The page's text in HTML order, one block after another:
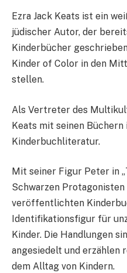
Ezra Jack Keats ist ein
jüdischer Autor, der
Kinderbücher
Kinder of Color in den
stellen.
Als Vertreter des
Keats mit seinen Büchern
Kinderbuchliteratur.
Mit seiner Figur Peter in
Schwarzen Protagonisten
veröffentlichten
Identifikationsfigur für
Kinder. Die Handlungen
angesiedelt und erzählen
dem Alltag von Kindern.